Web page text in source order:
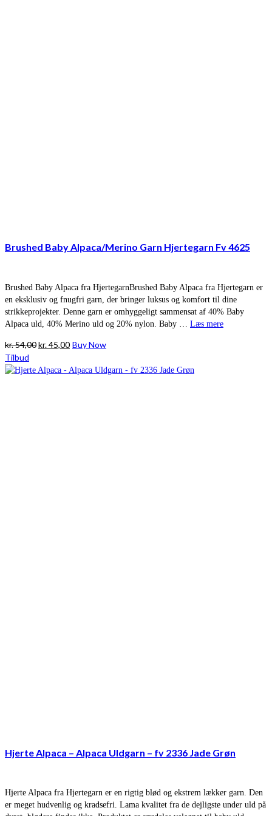
Brushed Baby Alpaca/Merino Garn Hjertegarn Fv 4625
Brushed Baby Alpaca fra HjertegarnBrushed Baby Alpaca fra Hjertegarn er
en eksklusiv og fnugfri garn, der bringer luksus og komfort til dine
strikkeprojekter. Denne garn er omhyggeligt sammensat af 40% Baby
Alpaca uld, 40% Merino uld og 20% nylon. Baby … Læs mere
kr.54,00Den
pris
kr.45,00Den
pris
Buy Now
Tilbud
Hjerte Alpaca – Alpaca Uldgarn – fv 2336 Jade Grøn
Hjerte Alpaca fra Hjertegarn er en rigtig blød og ekstrem lækker garn. Den
er meget hudvenlig og kradsefri. Lama kvalitet fra de dejligste under uld på